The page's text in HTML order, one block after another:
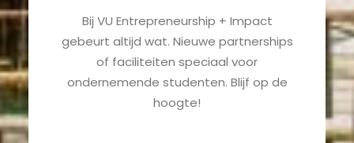
Bij VU Entrepreneurship + Impact
gebeurt altijd wat. Nieuwe partnerships
of faciliteiten speciaal voor
ondernemende studenten. Blijf op de
hoogte!